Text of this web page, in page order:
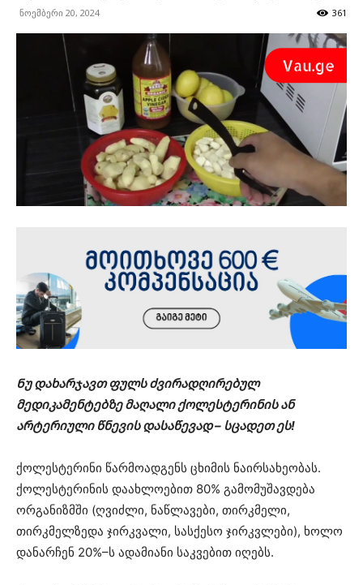
ნოემბერი 20, 2024 361
Ნუ დახარჯავთ ფულს ძვირადღირებულ
მედიკამენტებზე მაღალი ქოლესტერინის ან
არტერიული წნევის დასაწევად – სცადეთ ეს!
ქოლესტერინი წარმოადგენს ცხიმის ნაირსახეობას.
ქოლესტერინის დაახლოებით 80% გამომუშავდება
ორგანიზმში (ღვიძლი, ნაწლავები, თირკმელი,
თირკმელზედა ჯირკვალი, სასქესო ჯირკვლები), ხოლო
დანარჩენ 20%–ს ადამიანი საკვებით იღებს.